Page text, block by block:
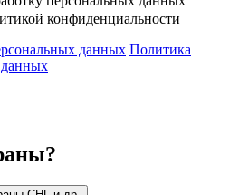
конфиденциальности
данных Политика
данных